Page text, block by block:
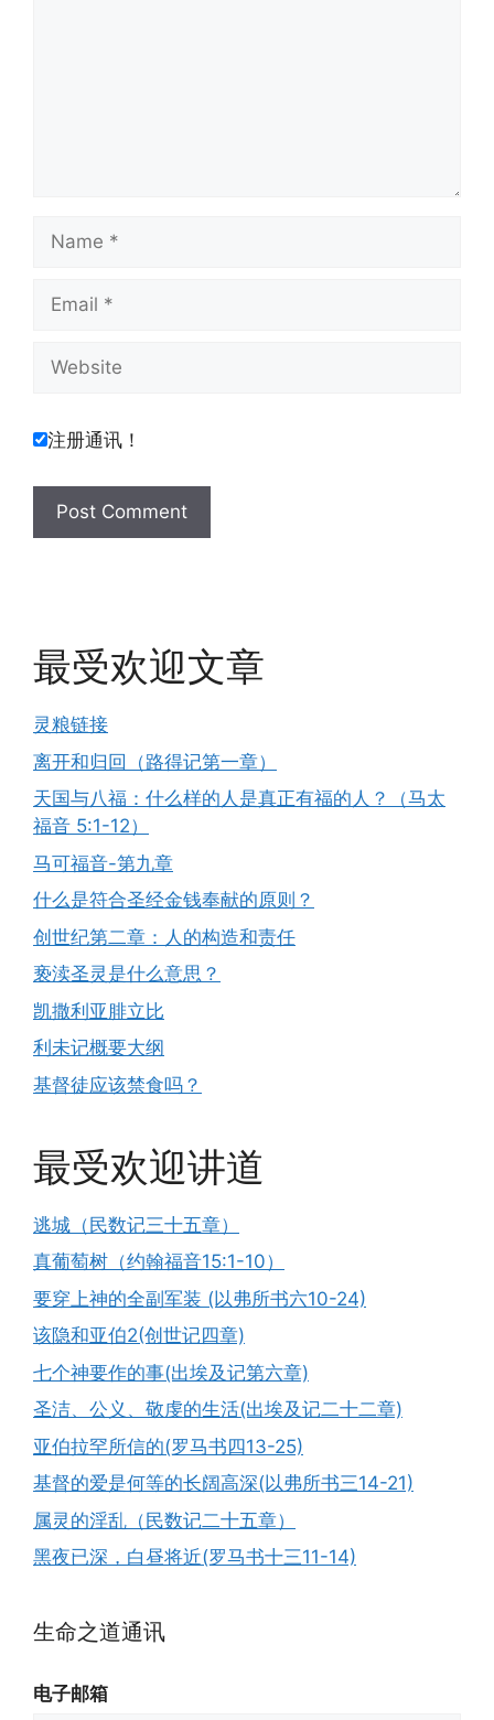
Name
Email
Website
注册通讯！
最受欢迎文章
灵粮链接
离开和归回（路得记第一章）
天国与八福：什么样的人是真正有福的人？（马太
福音 5:1-12）
马可福音-第九章
什么是符合圣经金钱奉献的原则？
创世纪第二章：人的构造和责任
亵渎圣灵是什么意思？
凯撒利亚腓立比
利未记概要大纲
基督徒应该禁食吗？
最受欢迎讲道
逃城（民数记三十五章）
真葡萄树（约翰福音15:1-10）
要穿上神的全副军装 (以弗所书六10-24)
该隐和亚伯2(创世记四章)
七个神要作的事(出埃及记第六章)
圣洁、公义、敬虔的生活(出埃及记二十二章)
亚伯拉罕所信的(罗马书四13-25)
基督的爱是何等的长阔高深(以弗所书三14-21)
属灵的淫乱（民数记二十五章）
黑夜已深，白昼将近(罗马书十三11-14)
生命之道通讯
电子邮箱